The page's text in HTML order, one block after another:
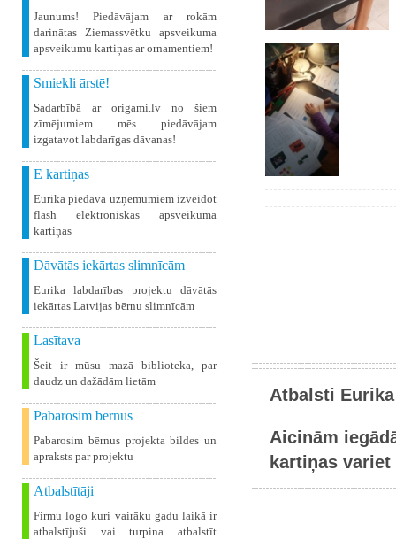
Jaunums! Piedāvājam ar rokām
darinātas Ziemassvētku apsveikuma
apsveikumu kartiņas ar ornamentiem!
Smiekli ārstē!
Sadarbībā ar origami.lv no šiem
zīmējumiem mēs piedāvājam
izgatavot labdarīgas dāvanas!
E kartiņas
Eurika piedāvā uzņēmumiem izveidot
flash elektroniskās apsveikuma
kartiņas
Dāvātās iekārtas slimnīcām
Eurika labdarības projektu dāvātās
iekārtas Latvijas bērnu slimnīcām
Lasītava
Šeit ir mūsu mazā biblioteka, par
daudz un dažādām lietām
Pabarosim bērnus
Pabarosim bērnus projekta bildes un
apraksts par projektu
Atbalstītāji
Firmu logo kuri vairāku gadu laikā ir
atbalstījuši vai turpina atbalstīt
Atbalsti
Aicinām
kartiņas variet